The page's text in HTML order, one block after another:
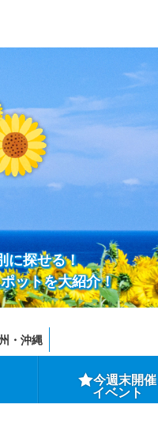
に探せる！
ットを大紹介！
・沖縄
今週末開催
イベント